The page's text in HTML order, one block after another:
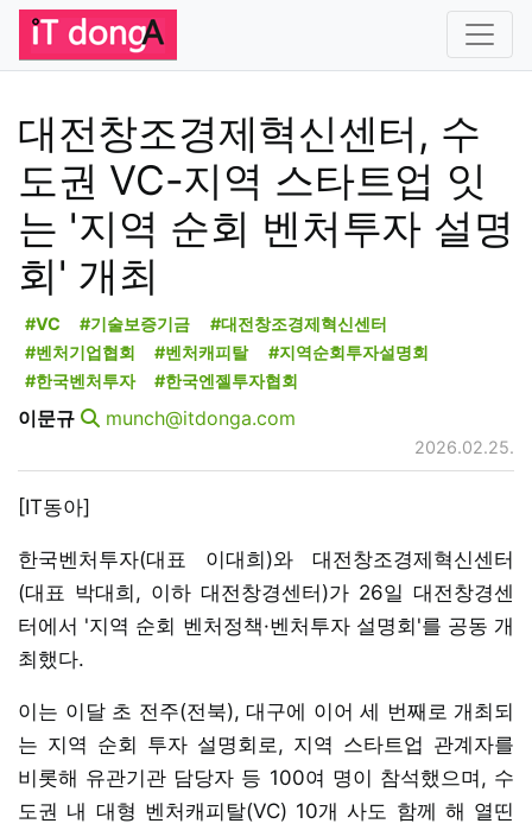
대전창조경제혁신센터, 수
도권 VC-지역 스타트업 잇
는 '지역 순회 벤처투자 설명
회' 개최
#VC #기술보증기금
#대전창조경제혁신센터
#벤처기업협회
#벤처캐피탈
#지역순회투자설명회
#한국벤처투자
#한국엔젤투자협회
이문규 munch@itdonga.com
2026.02.25.
[IT동아]
한국벤처투자(대표 이대희)와 대전창조경제혁신센터
(대표 박대희, 이하 대전창경센터)가 26일 대전창경센
터에서 '지역 순회 벤처정책·벤처투자 설명회'를 공동 개
최했다.
이는 이달 초 전주(전북), 대구에 이어 세 번째로 개최되
는 지역 순회 투자 설명회로, 지역 스타트업 관계자를
비롯해 유관기관 담당자 등 100여 명이 참석했으며, 수
도권 내 대형 벤처캐피탈(VC) 10개 사도 함께 해 열띤